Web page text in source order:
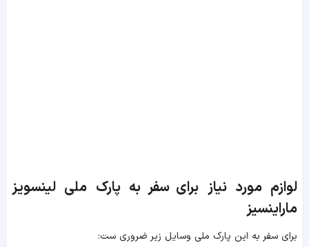
لوازم مورد نیاز برای سفر به پارک ملی لینسویز
ماراینسیز
برای سفر به این پارک ملی وسایل زیر ضروری ست: